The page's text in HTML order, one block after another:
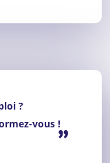
?
vous !”